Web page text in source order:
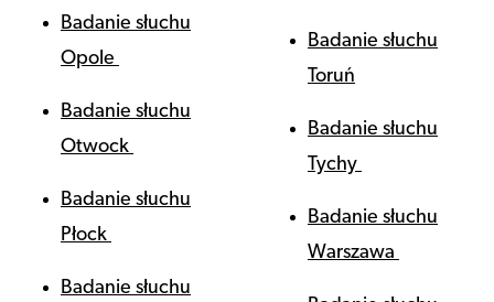
Badanie słuchu
Opole
Badanie słuchu
Otwock
Badanie słuchu
Płock
Badanie słuchu
Badanie słuchu
Toruń
Badanie słuchu
Tychy
Badanie słuchu
Warszawa